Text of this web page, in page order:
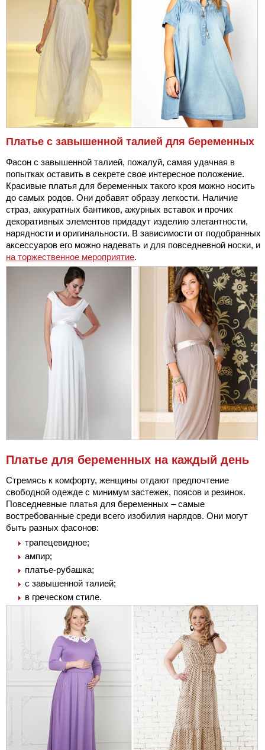
Платье с завышенной талией для беременных
Фасон с завышенной талией, пожалуй, самая удачная в
попытках оставить в секрете свое интересное положение.
Красивые платья для беременных такого кроя можно носить
до самых родов. Они добавят образу легкости. Наличие
страз, аккуратных бантиков, ажурных вставок и прочих
декоративных элементов придадут изделию элегантности,
нарядности и оригинальности. В зависимости от подобранных
аксессуаров его можно надевать и для повседневной носки, и
на торжественное мероприятие.
Платье для беременных на каждый день
Стремясь к комфорту, женщины отдают предпочтение
свободной одежде с минимум застежек, поясов и резинок.
Повседневные платья для беременных – самые
востребованные среди всего изобилия нарядов. Они могут
быть разных фасонов:
трапецевидное;
ампир;
платье-рубашка;
с завышенной талией;
в греческом стиле.